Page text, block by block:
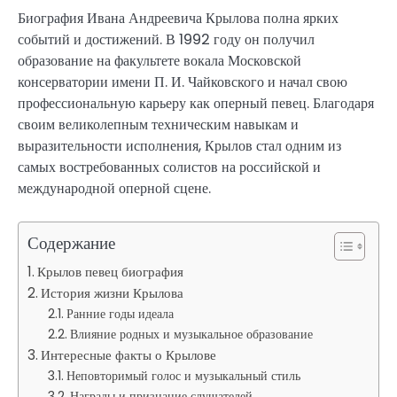
Биография Ивана Андреевича Крылова полна ярких
событий и достижений. В 1992 году он получил
образование на факультете вокала Московской
консерватории имени П. И. Чайковского и начал свою
профессиональную карьеру как оперный певец. Благодаря
своим великолепным техническим навыкам и
выразительности исполнения, Крылов стал одним из
самых востребованных солистов на российской и
международной оперной сцене.
Содержание
Крылов певец биография
История жизни Крылова
Ранние годы идеала
Влияние родных и музыкальное образование
Интересные факты о Крылове
Неповторимый голос и музыкальный стиль